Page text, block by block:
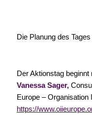
Die Planung des
Der Aktionstag beginnt
Vanessa Sager,
Europe – Organisation
https://